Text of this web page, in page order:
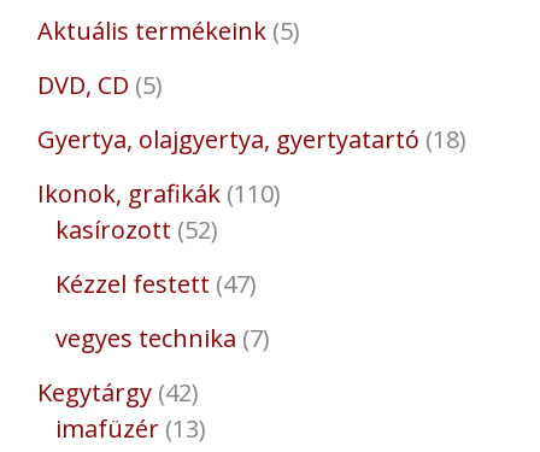
Aktuális termékeink 5
DVD, CD 5
Gyertya, olajgyertya, gyertyatartó 18
Ikonok, grafikák 110
kasírozott 52
Kézzel festett 47
vegyes technika 7
Kegytárgy 42
imafüzér 13